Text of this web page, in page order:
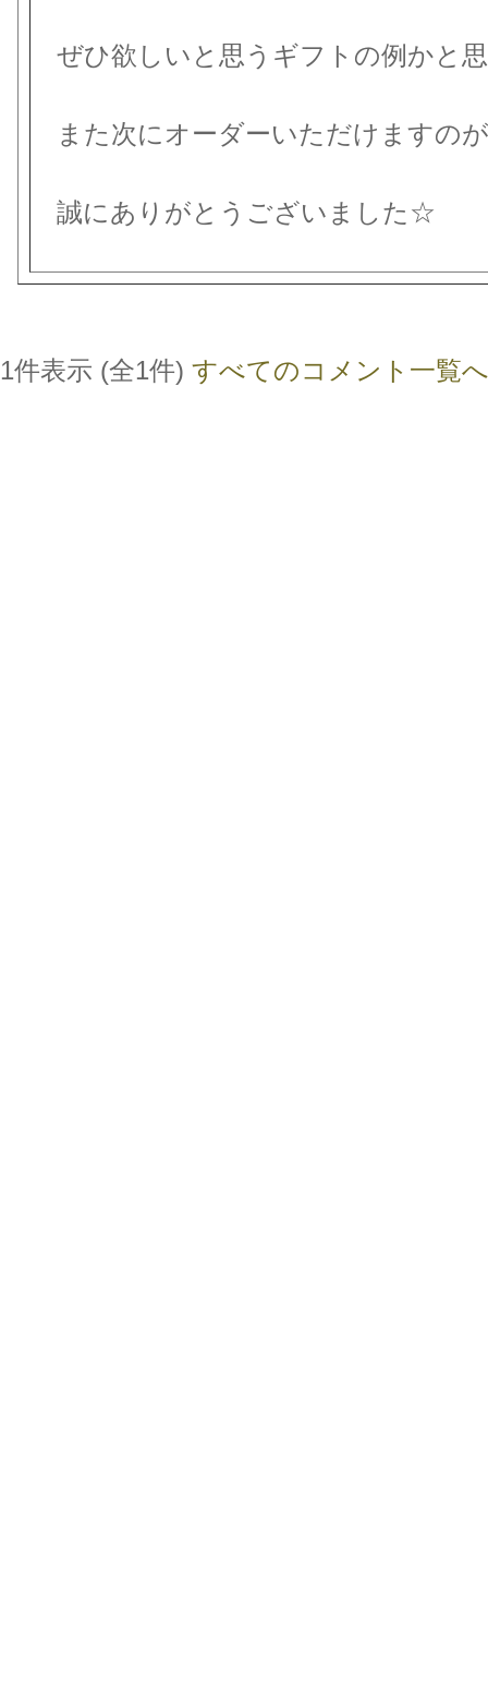
ぜひ欲しいと思うギフトの例かと
また次にオーダーいただけますの
誠にありがとうございました☆
1件表示 (全1件) すべてのコメント一覧へ